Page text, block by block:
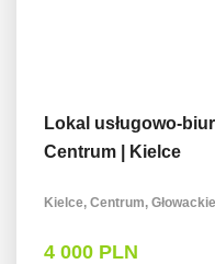
Lokal usługowo-
Centrum | Kielce
Kielce, Centrum,
4 000 PLN